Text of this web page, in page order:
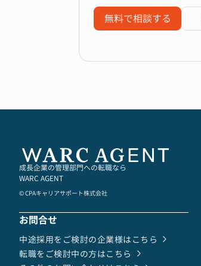
無料で相談する
成長企業の管理部門への転職なら
WARC AGENT
© CPAキャリアサポート株式会社
お問合せ
中途採用をご検討の企業様はこちら
転職をご検討中の方はこちら